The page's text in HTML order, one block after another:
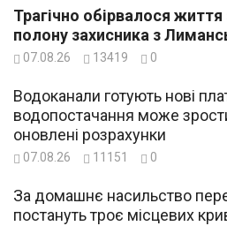
Трагічно обірвалося життя
полону захисника з
07.08.26 13419 0
Водоканали готують нові
водопостачання може
оновлені розрахунки
07.08.26 11151 0
За домашнє насильство
постануть троє місцевих